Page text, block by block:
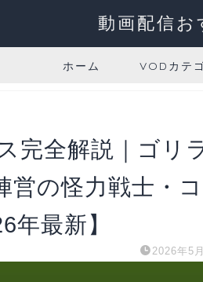
動画配信お
ホーム VODカテ
完全解説｜ゴリ
営の怪力戦士・
年最新】
2026年5